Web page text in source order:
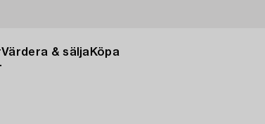
Värdera & sälja Köpa